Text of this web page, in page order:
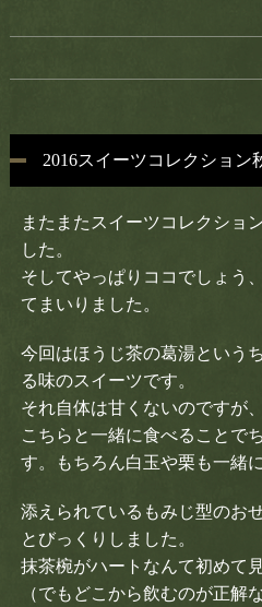
2016スイーツコレクション
またまたスイーツコレクショ
した。
そしてやっぱりココでしょう
てまいりました。
今回はほうじ茶の葛湯という
る味のスイーツです。
それ自体は甘くないのですが
こちらと一緒に食べることで
す。もちろん白玉や栗も一緒に
添えられているもみじ型のお
とびっくりしました。
抹茶椀がハートなんて初めて
（でもどこから飲むのが正解